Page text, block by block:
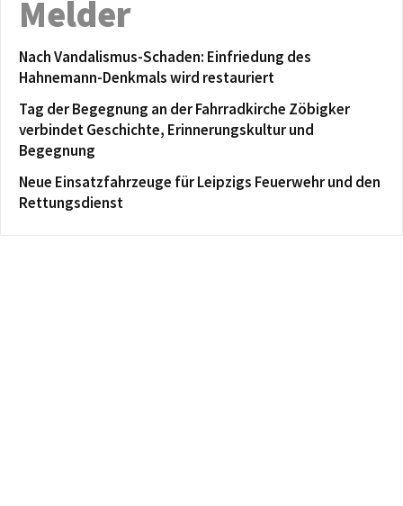
Melder
Nach Vandalismus-Schaden: Einfriedung des
Hahnemann-Denkmals wird restauriert
Tag der Begegnung an der Fahrradkirche Zöbigker
verbindet Geschichte, Erinnerungskultur und
Begegnung
Neue Einsatzfahrzeuge für Leipzigs Feuerwehr und den
Rettungsdienst